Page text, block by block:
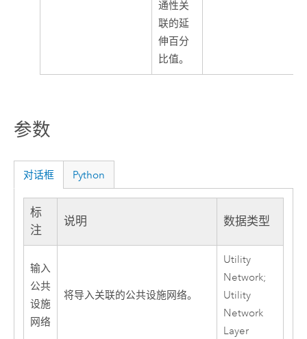
通性关
联的延
伸百分
比值。
参数
对话框 Python
标
注
说明 数据类型
输入
公共
设施
网络
将导入关联的公共设施网络。
Utility
Network;
Utility
Network
Layer